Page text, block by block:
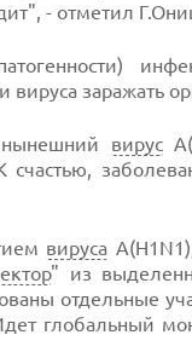
- отметил
вируса заражать
вирус
счастью,
вируса
" из
отдельные
глобальный